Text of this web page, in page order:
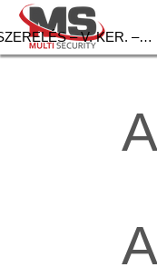
– V. KER. –…